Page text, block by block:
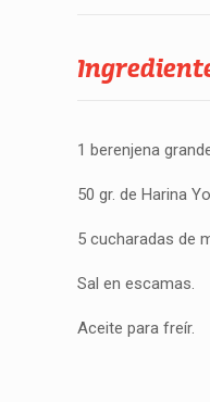
1 berenjena
50 gr. de Harina
5 cucharadas de
Sal en escamas.
Aceite para freír.